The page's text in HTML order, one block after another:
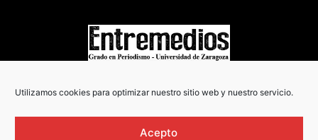
Utilizamos cookies para optimizar nuestro sitio web y nuestro servicio.
Acepto